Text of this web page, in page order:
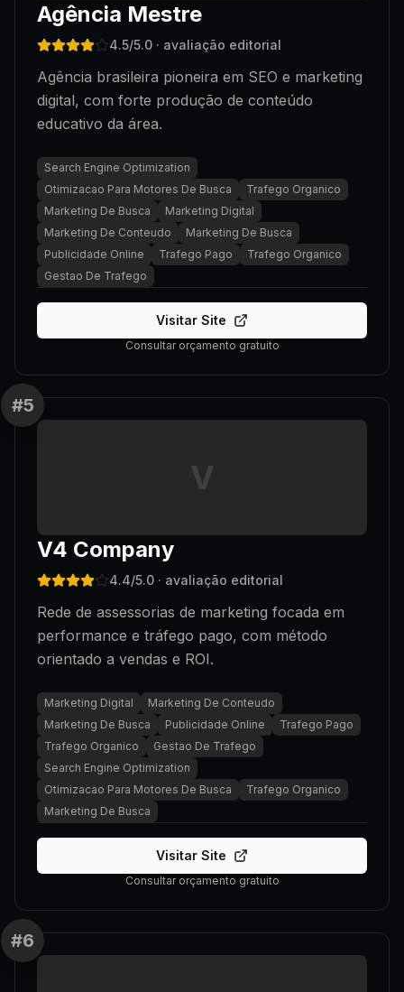
Agência Mestre
4.5/5.0 · avaliação editorial
Agência brasileira pioneira em SEO e marketing
digital, com forte produção de conteúdo
educativo da área.
Search Engine Optimization
Otimizacao Para Motores De Busca
Trafego Organico
Marketing De Busca
Marketing Digital
Marketing De Conteudo
Marketing De Busca
Publicidade Online
Trafego Pago
Trafego Organico
Gestao De Trafego
Visitar Site
Consultar orçamento gratuito
#5
V
V4 Company
4.4/5.0 · avaliação editorial
Rede de assessorias de marketing focada em
performance e tráfego pago, com método
orientado a vendas e ROI.
Marketing Digital
Marketing De Conteudo
Marketing De Busca
Publicidade Online
Trafego Pago
Trafego Organico
Gestao De Trafego
Search Engine Optimization
Otimizacao Para Motores De Busca
Trafego Organico
Marketing De Busca
Visitar Site
Consultar orçamento gratuito
#6